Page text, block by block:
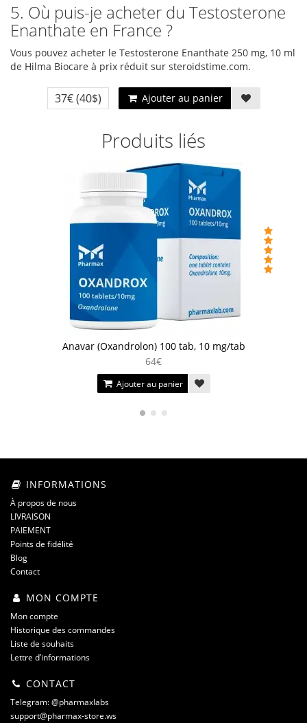
5. Où puis-je acheter du Testosterone
Enanthate en France ?
Vous pouvez acheter le Testosterone Enanthate 250 mg, 10 ml
de Hilma Biocare à prix réduit sur steroidstime.com.
37€(40$) Ajouter au panier
Produits liés
Anavar (Oxandrolon) 100 tab, 10 mg/tab
64€
Ajouter au panier
INFORMATIONS
À propos de nous
LIVRAISON
PAIEMENT
Points de fidélité
Blog
Contact
MON COMPTE
Mon compte
Historique des commandes
Liste de souhaits
Lettre d’informations
CONTACT
Telegram: @pharmaxlabs
support@pharmax-store.ws